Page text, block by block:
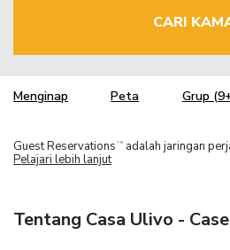
CARI
Menginap Peta Grup
Guest Reservations TM
adalah jaringan
Pelajari lebih lanjut
Tentang Casa Ulivo -